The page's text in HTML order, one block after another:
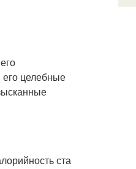
целебные
ста